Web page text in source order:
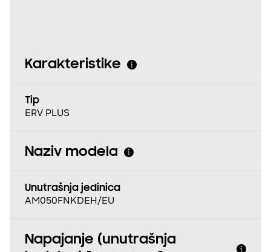
Karakteristike
Tip
ERV PLUS
Naziv modela
Unutrašnja jedinica
AM050FNKDEH/EU
Napajanje (unutrašnja